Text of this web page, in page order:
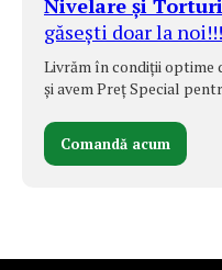
Nivelare și
găsești doar la noi!!!
Livrăm în condiții optime
și avem Preț Special
Comandă acum